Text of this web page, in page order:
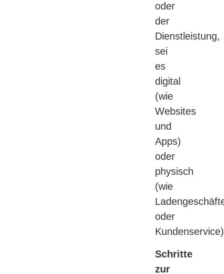
oder
der
Dienstleistung,
sei
es
digital
(wie
Websites
und
Apps)
oder
physisch
(wie
oder
Schritte
zur